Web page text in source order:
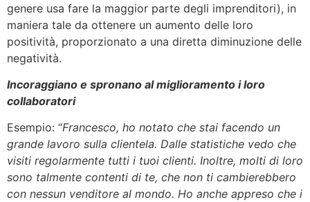
genere usa fare la maggior parte degli imprenditori), in
maniera tale da ottenere un aumento delle loro
positività, proporzionato a una diretta diminuzione delle
negatività.
Incoraggiano e spronano al miglioramento i loro
collaboratori
Esempio: “Francesco, ho notato che stai facendo un
grande lavoro sulla clientela. Dalle statistiche vedo che
visiti regolarmente tutti i tuoi clienti. Inoltre, molti di loro
sono talmente contenti di te, che non ti cambierebbero
con nessun venditore al mondo. Ho anche appreso che i